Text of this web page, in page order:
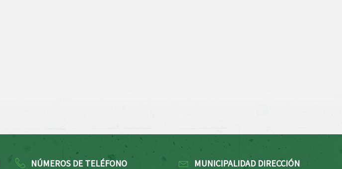
NÚMEROS DE TELÉFONO MUNICIPALIDAD DIRECCIÓN